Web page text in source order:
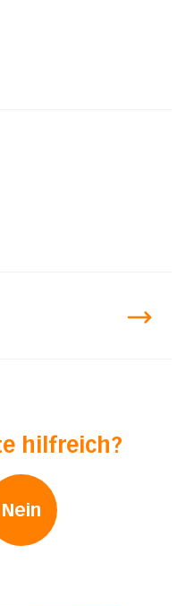
hilfreich?
Nein